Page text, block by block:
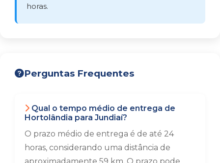
horas.
Perguntas Frequentes
Qual o tempo médio de entrega de
Hortolândia para Jundiaí?
O prazo médio de entrega é de até 24
horas, considerando uma distância de